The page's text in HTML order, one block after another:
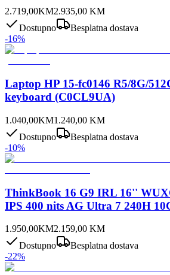
2.719,00KM2.935,00 KM
Dostupno
Besplatna dostava
-16%
Laptop HP 15-fc0146 R5/8G/
keyboard (C0CL9UA)
1.040,00KM1.240,00 KM
Dostupno
Besplatna dostava
-10%
ThinkBook 16 G9 IRL 16''
IPS 400 nits AG Ultra 7 240H
1.950,00KM2.159,00 KM
Dostupno
Besplatna dostava
-22%